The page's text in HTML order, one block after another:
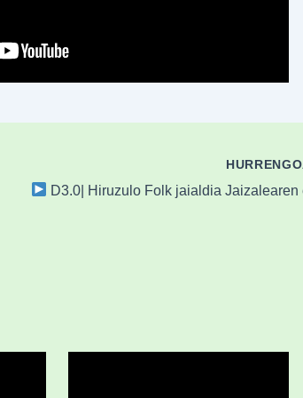
D3.0| Hiruzulo Folk jaialdia Jaizalearen